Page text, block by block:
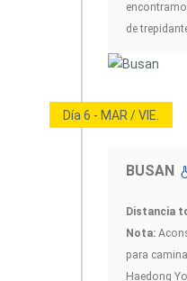
de
Día 6 - MAR / VIE.
BUSAN
Distancia
Nota:
para
Haedong